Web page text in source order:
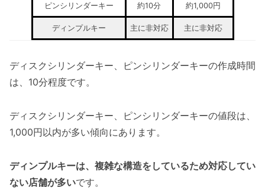
ピンシリンダーキー 約10分 約1,000円
ディンプルキー 主に非対応 主に非対応
ディスクシリンダーキー、ピンシリンダーキーの作成時間
は、10分程度です。
ディスクシリンダーキー、ピンシリンダーキーの値段は、
1,000円以内が多い傾向にあります。
ディンプルキーは、複雑な構造をしているため対応してい
ない店舗が多いです。